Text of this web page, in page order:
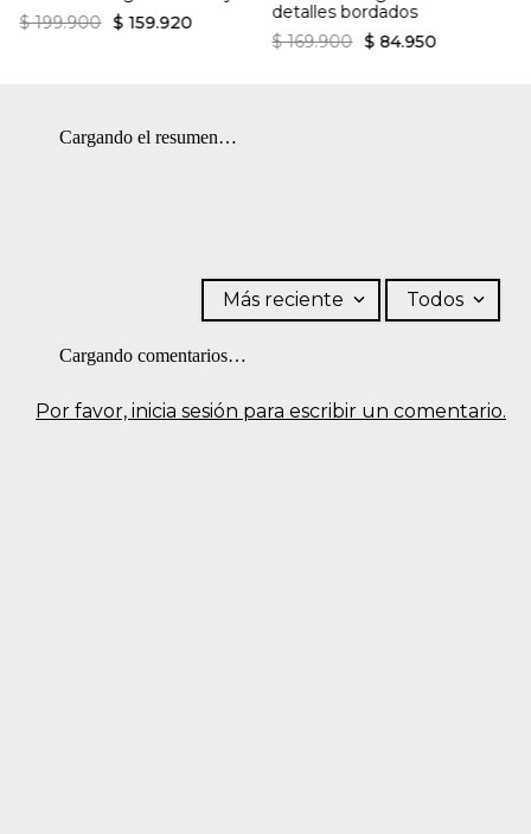
tendedero a la sombra. CUIDADO TEXTIL PROFESIONAL: No
limpieza en seco.
$ 199.900 $ 159.920
detalles bordados
$ 169.900 $ 84.950
Cargando el resumen…
Por favor, inicia sesión para escribir un comentario.
Más reciente Todos
Cargando comentarios…